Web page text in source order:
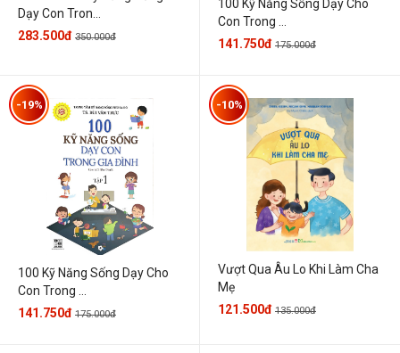
Dạy Con Tron...
283.500đ 350.000đ
100 Kỹ Năng Sống Dạy Cho
Con Trong ...
141.750đ 175.000đ
100 Kỹ Năng Sống Dạy Cho
Con Trong ...
-19%
141.750đ 175.000đ
Vượt Qua Âu Lo Khi Làm Cha
Mẹ
-10%
121.500đ 135.000đ